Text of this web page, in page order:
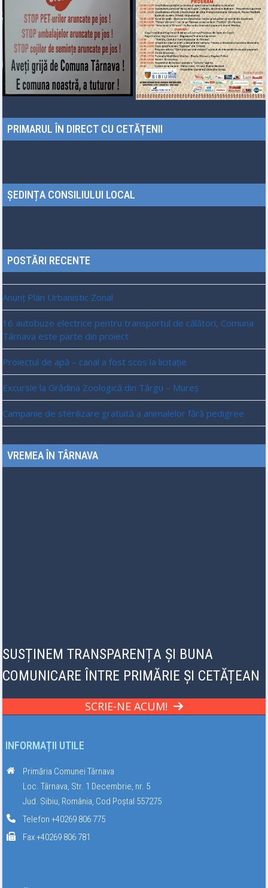
PRIMARUL ÎN DIRECT CU CETĂȚENII
ȘEDINȚA CONSILIULUI LOCAL
POSTĂRI RECENTE
Anunț Plan Urbanistic Zonal
16 autobuze electrice pentru transportul de călători, Comuna
Târnava este parte din proiect
Proiectul de apă – canal a fost scos la licitație
Excursie la Grădina Zoologică din Târgu – Mureș
Campanie de sterilizare gratuită a animalelor fără pedigree
VREMEA ÎN TÂRNAVA
SUSȚINEM TRANSPARENȚA ȘI BUNA
COMUNICARE ÎNTRE PRIMĂRIE ȘI CETĂȚEAN
SCRIE-NE ACUM!
INFORMAȚII UTILE
Primăria Comunei Târnava
Loc. Târnava, Str. 1 Decembrie, nr. 5
Jud. Sibiu, România, Cod Poștal 557275
Telefon +40269 806 775
Fax +40269 806 781